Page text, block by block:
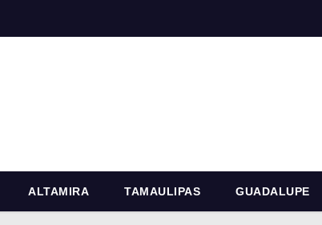
ALTAMIRA TAMAULIPAS GUADALUPE